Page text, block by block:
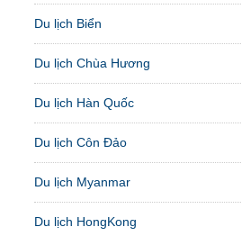
Du lịch Biển
Du lịch Chùa Hương
Du lịch Hàn Quốc
Du lịch Côn Đảo
Du lịch Myanmar
Du lịch HongKong